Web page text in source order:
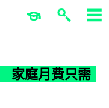
ERP 與商業 AI
家庭月費只需